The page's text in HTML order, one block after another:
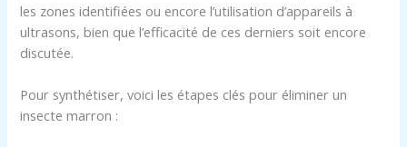
les zones identifiées ou encore l’utilisation d’appareils à
ultrasons, bien que l’efficacité de ces derniers soit encore
discutée.
Pour synthétiser, voici les étapes clés pour éliminer un
insecte marron :